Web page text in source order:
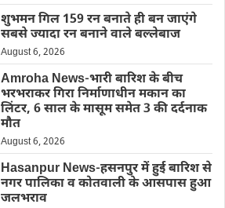
शुभमन गिल 159 रन बनाते ही बन जाएंगे
सबसे ज्यादा रन बनाने वाले बल्लेबाज
August 6, 2026
Amroha News-भारी बारिश के बीच
भरभराकर गिरा निर्माणाधीन मकान का
लिंटर, 6 साल के मासूम समेत 3 की दर्दनाक
मौत
August 6, 2026
Hasanpur News-हसनपुर में हुई बारिश से
नगर पालिका व कोतवाली के आसपास हुआ
जलभराव